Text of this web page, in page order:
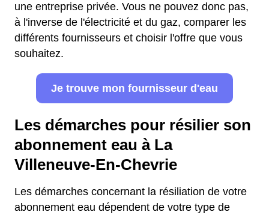
une entreprise privée. Vous ne pouvez donc pas,
à l'inverse de l'électricité et du gaz, comparer les
différents fournisseurs et choisir l'offre que vous
souhaitez.
Je trouve mon fournisseur d'eau
Les démarches pour résilier son
abonnement eau à La
Villeneuve-En-Chevrie
Les démarches concernant la résiliation de votre
abonnement eau dépendent de votre type de